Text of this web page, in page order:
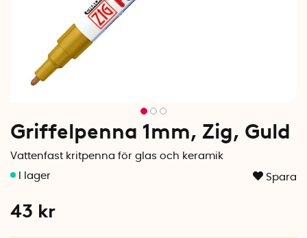
Griffelpenna 1mm, Zig, Guld
Vattenfast kritpenna för glas och keramik
Spara
43 kr